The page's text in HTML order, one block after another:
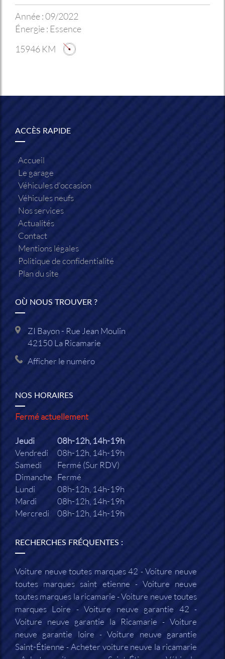
Année :09/2022
Énergie : Essence
15946 KM
ACCÈS RAPIDE
Accueil
Le garage
Véhicules d'occasion
Véhicules neufs
Nos services
Actualités
Contact
Mentions légales
Politique de confidentialité
Plan du site
OÙ NOUS TROUVER ?
ZI Bayon - Rue Jean Moulin
42150La Ricamarie
Afficher le numéro
NOS HORAIRES
Fermé actuellement
Jeudi
08h-12h, 14h-19h
Vendredi
08h-12h, 14h-19h
Samedi
Fermé (Sur RDV)
Dimanche Fermé
Lundi
08h-12h, 14h-19h
Mardi
08h-12h, 14h-19h
Mercredi
08h-12h, 14h-19h
RECHERCHES FRÉQUENTES :
Voiture neuve toutes marques 42
Voiture neuve
toutes marques saint etienne
Voiture neuve
toutes marques la ricamarie Voiture neuve toutes
marques Loire
Voiture neuve garantie 42
Voiture neuve garantie la Ricamarie
Voiture
neuve garantie loire
Voiture neuve garantie
Saint-Étienne
Acheter voiture neuve la ricamarie